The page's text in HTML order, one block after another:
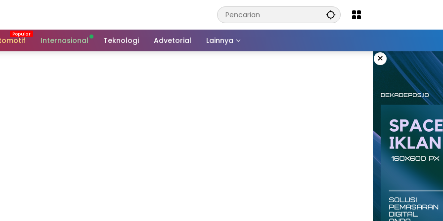
Internasional Teknologi Advetorial Lainnya
×